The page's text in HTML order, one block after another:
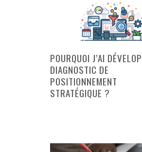
POURQUOI J’AI
DIAGNOSTIC DE
POSITIONNEMENT
STRATÉGIQUE ?